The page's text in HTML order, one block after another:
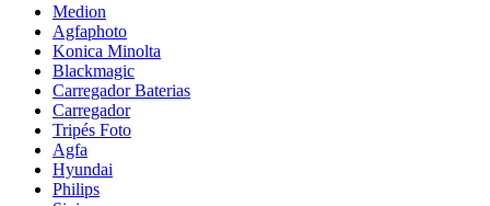
Medion
Agfaphoto
Konica Minolta
Blackmagic
Carregador Baterias
Carregador
Tripés Foto
Agfa
Hyundai
Philips